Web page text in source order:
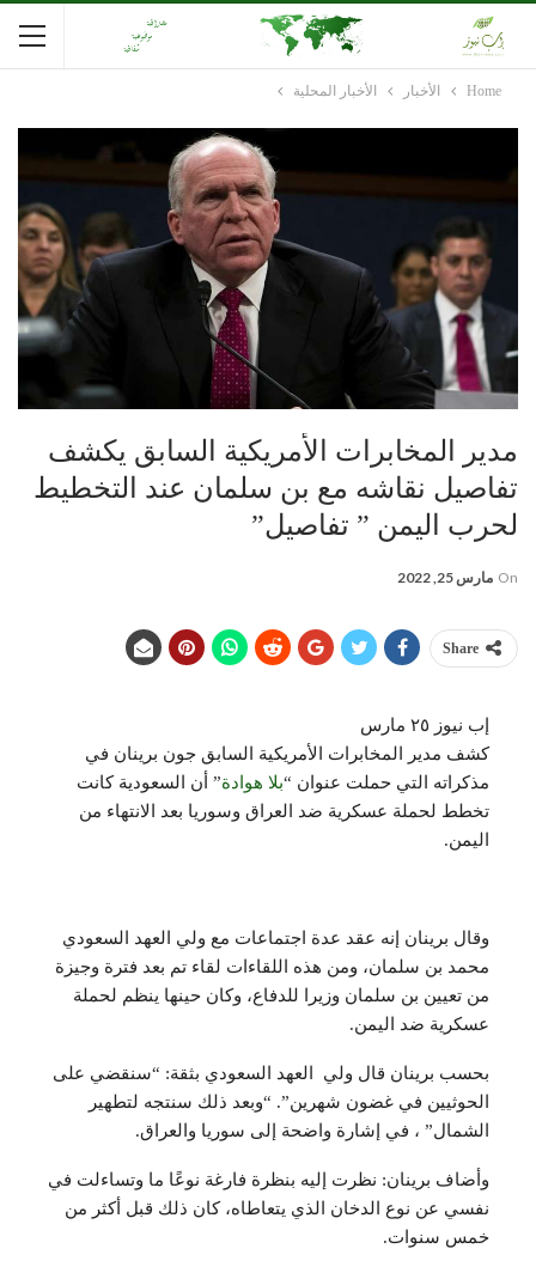
Home الأخبار الأخبار المحلية
مدير المخابرات الأمريكية السابق يكشف
تفاصيل نقاشه مع بن سلمان عند التخطيط
لحرب اليمن ” تفاصيل”
On مارس 25, 2022
Share
إب نيوز ٢٥ مارس
كشف مدير المخابرات الأمريكية السابق جون برينان في
مذكراته التي حملت عنوان “بلا هوادة” أن السعودية كانت
تخطط لحملة عسكرية ضد العراق وسوريا بعد الانتهاء من
اليمن.
وقال برينان إنه عقد عدة اجتماعات مع ولي العهد السعودي
محمد بن سلمان، ومن هذه اللقاءات لقاء تم بعد فترة وجيزة
من تعيين بن سلمان وزيرا للدفاع، وكان حينها ينظم لحملة
عسكرية ضد اليمن.
بحسب برينان قال ولي العهد السعودي بثقة: “سنقضي على
الحوثيين في غضون شهرين”. “وبعد ذلك سنتجه لتطهير
الشمال” ، في إشارة واضحة إلى سوريا والعراق.
وأضاف برينان: نظرت إليه بنظرة فارغة نوعًا ما وتساءلت في
نفسي عن نوع الدخان الذي يتعاطاه، كان ذلك قبل أكثر من
خمس سنوات.